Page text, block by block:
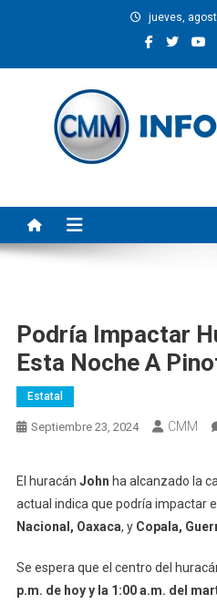
jueves,
Podría Impactar
Esta Noche A
Estatal
Septiembre 23, 2024 CMM
El huracán John ha alcanzado la
actual indica que podría impactar
Nacional, Oaxaca, y Copala,
Se espera que el centro del
p.m. de hoy y la 1:00 a.m. del